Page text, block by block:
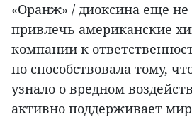
«Оранж» / диоксина еще не
привлечь американские
компании к
но способствовала тому,
узнало о вредном
активно поддерживает